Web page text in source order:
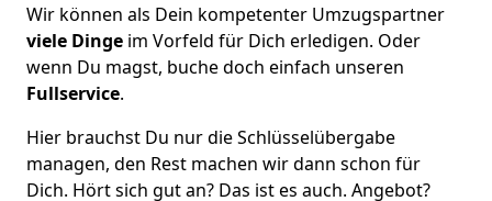
Wir können als Dein kompetenter Umzugspartner
viele Dinge im Vorfeld für Dich erledigen. Oder
wenn Du magst, buche doch einfach unseren
Fullservice.
Hier brauchst Du nur die Schlüsselübergabe
managen, den Rest machen wir dann schon für
Dich. Hört sich gut an? Das ist es auch. Angebot?